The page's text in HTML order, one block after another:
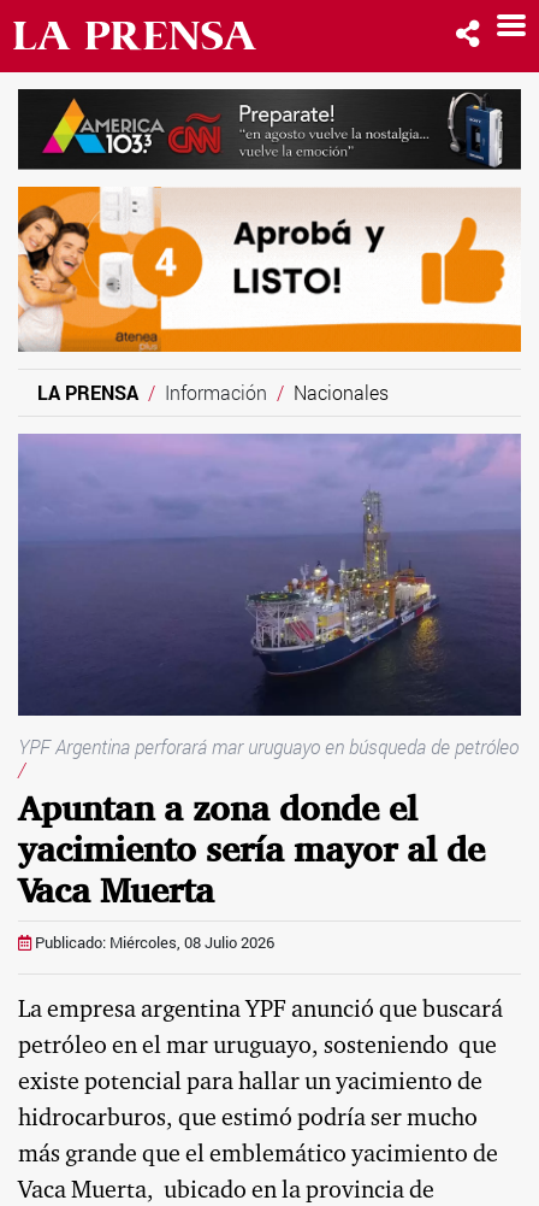
LA PRENSA Información Nacionales
YPF Argentina perforará mar uruguayo en búsqueda de petróleo
/
Apuntan a zona donde el
yacimiento sería mayor al de
Vaca Muerta
Publicado: Miércoles, 08 Julio 2026
La empresa argentina YPF anunció que buscará
petróleo en el mar uruguayo, sosteniendo que
existe potencial para hallar un yacimiento de
hidrocarburos, que estimó podría ser mucho
más grande que el emblemático yacimiento de
Vaca Muerta, ubicado en la provincia de